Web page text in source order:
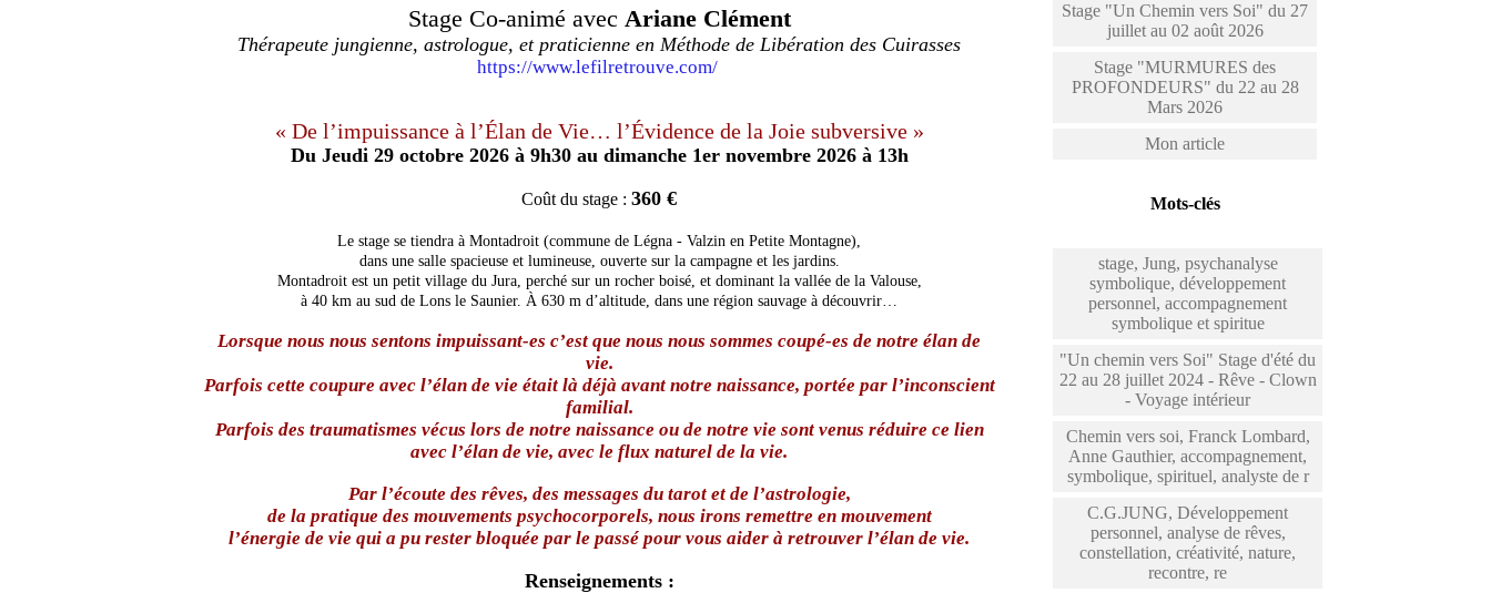
Stage Co-animé avec Ariane Clément
Thérapeute jungienne, astrologue, et praticienne en Méthode de Libération des Cuirasses
https://www.lefilretrouve.com/
« De l’impuissance à l’Élan de Vie… l’Évidence de la Joie subversive »
Du Jeudi 29 octobre 2026 à 9h30 au dimanche 1er novembre 2026 à 13h
Coût du stage : 360 €
Le stage se tiendra à Montadroit (commune de Légna - Valzin en Petite Montagne),
dans une salle spacieuse et lumineuse, ouverte sur la campagne et les jardins.
Montadroit est un petit village du Jura, perché sur un rocher boisé, et dominant la vallée de la Valouse,
à 40 km au sud de Lons le Saunier. À 630 m d’altitude, dans une région sauvage à découvrir…
Lorsque nous nous sentons impuissant-es c’est que nous nous sommes coupé-es de notre élan de
vie.
Parfois cette coupure avec l’élan de vie était là déjà avant notre naissance, portée par l’inconscient
familial.
Parfois des traumatismes vécus lors de notre naissance ou de notre vie sont venus réduire ce lien
avec l’élan de vie, avec le flux naturel de la vie.
Par l’écoute des rêves, des messages du tarot et de l’astrologie,
de la pratique des mouvements psychocorporels, nous irons remettre en mouvement
l’énergie de vie qui a pu rester bloquée par le passé pour vous aider à retrouver l’élan de vie.
Renseignements :
Stage "Un Chemin vers Soi" du 27
juillet au 02 août 2026
Stage "MURMURES des
PROFONDEURS" du 22 au 28
Mars 2026
Mon article
Mots-clés
stage, Jung, psychanalyse
symbolique, développement
personnel, accompagnement
symbolique et spiritue
"Un chemin vers Soi" Stage d'été du
22 au 28 juillet 2024 - Rêve - Clown
- Voyage intérieur
Chemin vers soi, Franck Lombard,
Anne Gauthier, accompagnement,
symbolique, spirituel, analyste de r
C.G.JUNG, Développement
personnel, analyse de rêves,
constellation, créativité, nature,
recontre, re